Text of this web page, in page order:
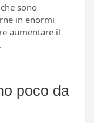
sono
in enormi
aumentare il
poco da